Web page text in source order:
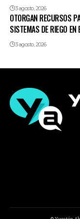
3 agosto, 2026
OTORGAN RECURSOS
SISTEMAS DE RIEGO EN
3 agosto, 2026